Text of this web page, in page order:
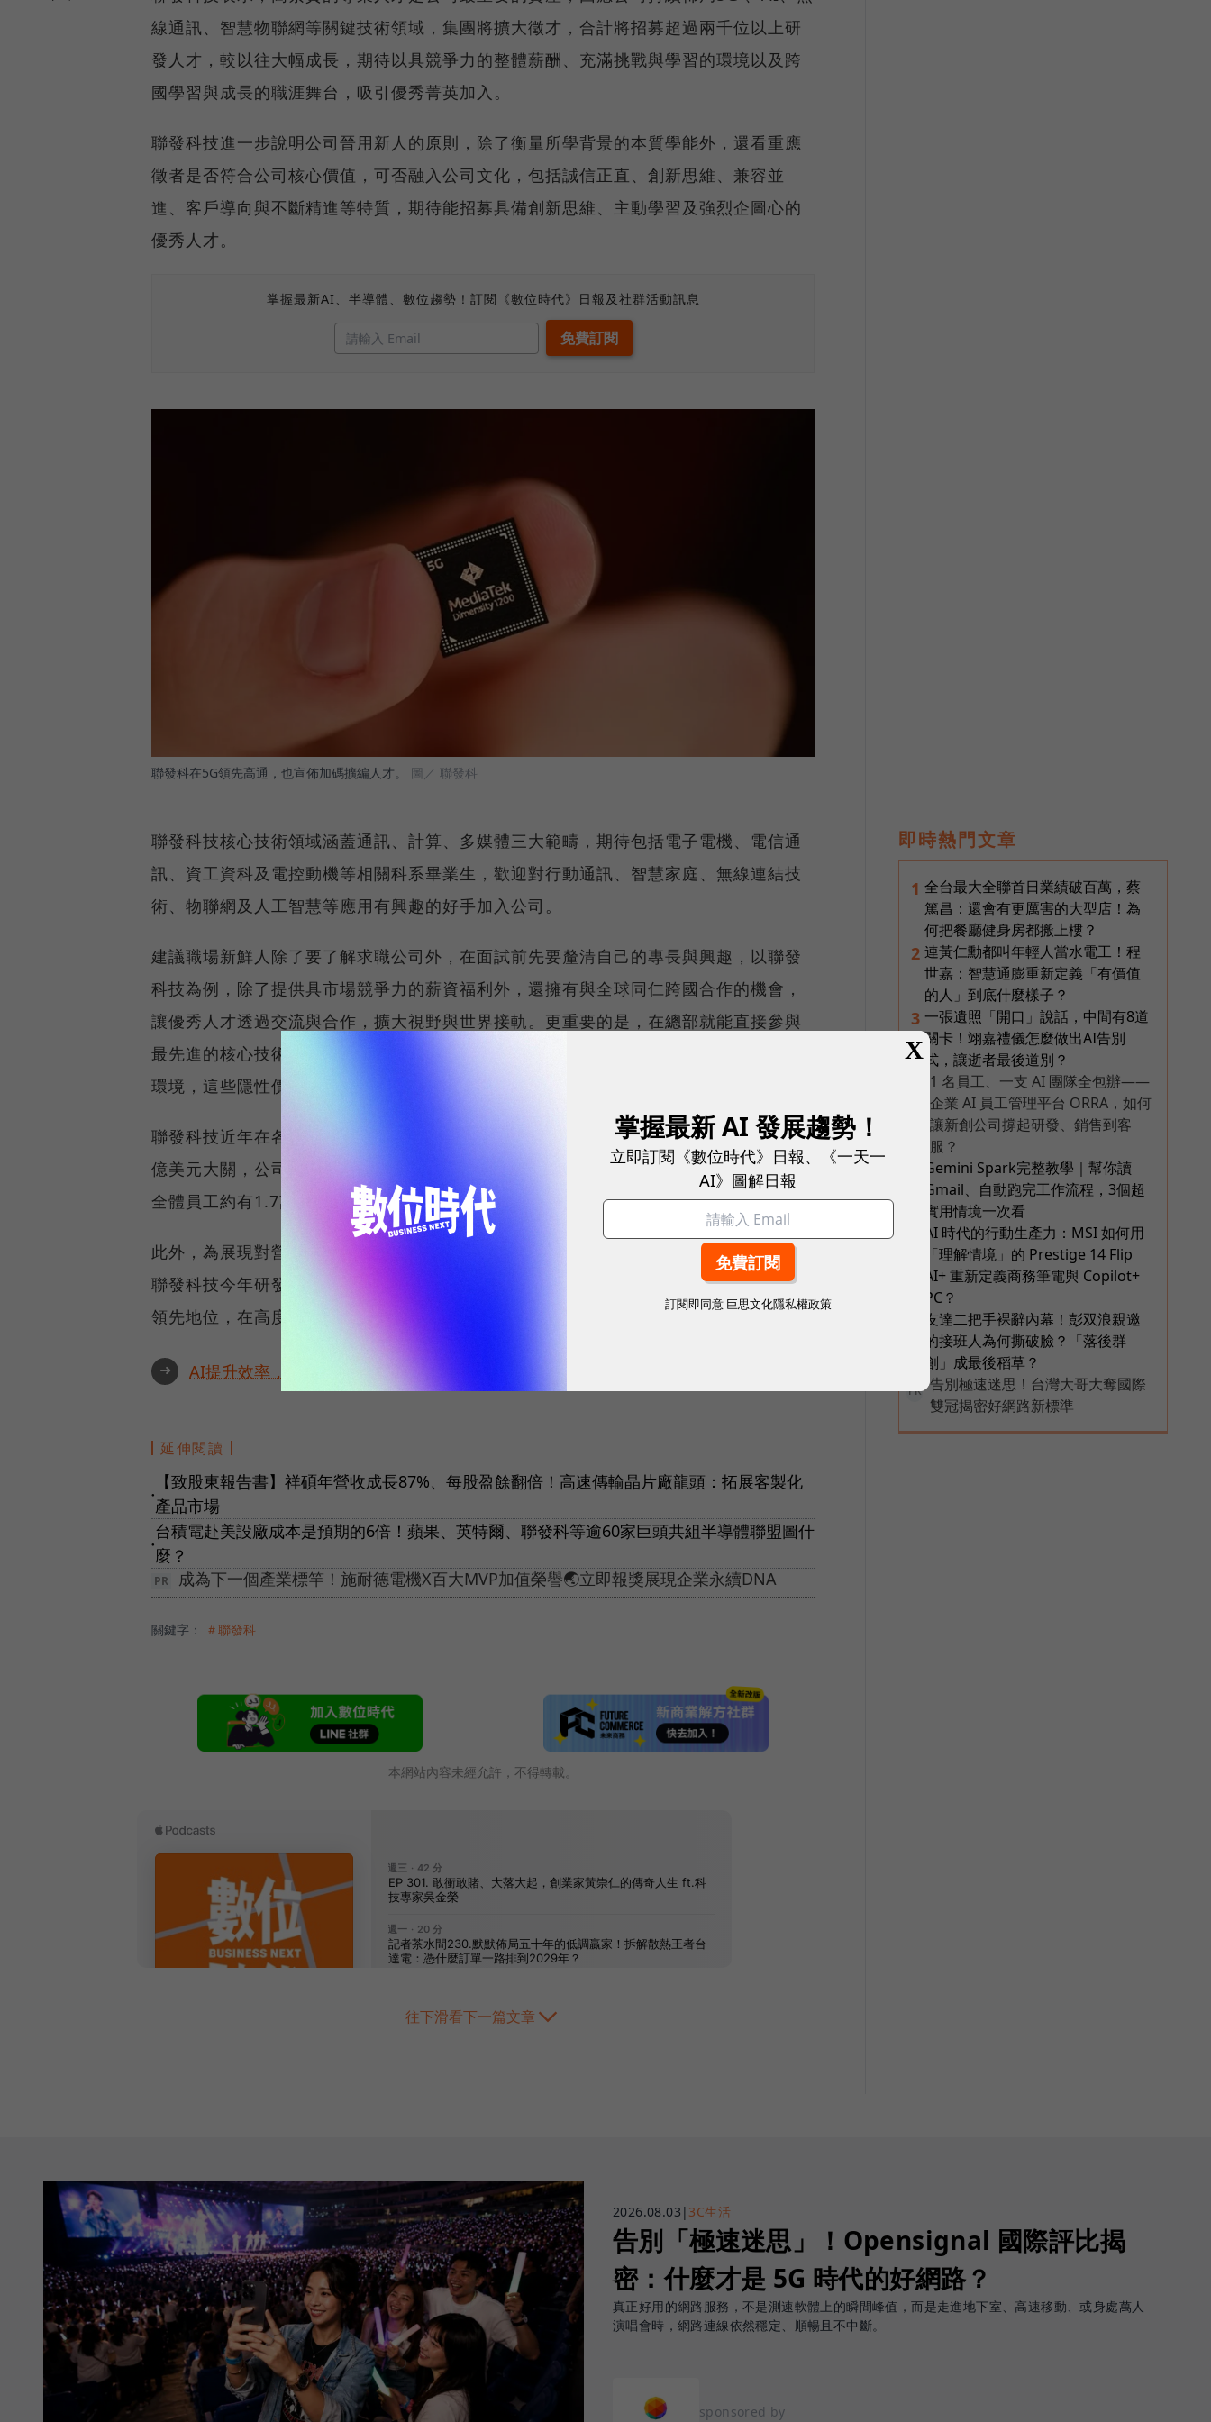
線通訊、智慧物聯網等關鍵技術領域，集團將擴大徵才，合計將招募超過兩千位以上研
發人才，較以往大幅成長，期待以具競爭力的整體薪酬、充滿挑戰與學習的環境以及跨
國學習與成長的職涯舞台，吸引優秀菁英加入。
聯發科技進一步說明公司晉用新人的原則，除了衡量所學背景的本質學能外，還看重應
徵者是否符合公司核心價值，可否融入公司文化，包括誠信正直、創新思維、兼容並
進、客戶導向與不斷精進等特質，期待能招募具備創新思維、主動學習及強烈企圖心的
優秀人才。
掌握最新AI、半導體、數位趨勢！訂閱《數位時代》日報及社群活動訊息
聯發科在5G領先高通，也宣佈加碼擴編人才。 圖／ 聯發科
聯發科技核心技術領域涵蓋通訊、計算、多媒體三大範疇，期待包括電子電機、電信通
訊、資工資科及電控動機等相關科系畢業生，歡迎對行動通訊、智慧家庭、無線連結技
術、物聯網及人工智慧等應用有興趣的好手加入公司。
建議職場新鮮人除了要了解求職公司外，在面試前先要釐清自己的專長與興趣，以聯發
科技為例，除了提供具市場競爭力的薪資福利外，還擁有與全球同仁跨國合作的機會，
讓優秀人才透過交流與合作，擴大視野與世界接軌。更重要的是，在總部就能直接參與
最先進的核心技術研發，擴大技術學習的深度與廣度，提供開放多元且鼓勵創新的工作
環境，這些隱性價值的累積，更是年輕人加入職場時需要考量的條件。
聯發科技近年在各類產品線皆展現高度競爭力，去年度集團表現亮眼，合併營收突破100
億美元大關，公司大手筆發給員工每人10萬元激勵獎金，全球位於亞洲、歐洲、美洲的
全體員工約有1.7萬人獲得獎勵，總獎金逾新台幣17億元。
此外，為展現對營運前景的信心，公司未來4年每年加發16元股息，說明看好未來發展。
聯發科技今年研發費用預計投入超過新台幣1000億元，公司將持續強化所在產業的全球
領先地位，在高度競爭的國際舞台上發光發熱。
➜ AI提升效率，永續決定未來！全球永續指標企業認證☀️100 MVP等你角逐雙獎榮譽
延伸閱讀
●
【致股東報告書】祥碩年營收成長87%、每股盈餘翻倍！高速傳輸晶片廠龍頭：拓展客製化
產品市場
●
台積電赴美設廠成本是預期的6倍！蘋果、英特爾、聯發科等逾60家巨頭共組半導體聯盟圖什
麼？
成為下一個產業標竿！施耐德電機X百大MVP加值榮譽🌏立即報獎展現企業永續DNA
關鍵字： ＃聯發科
本網站內容未經允許，不得轉載。
往下滑看下一篇文章
即時熱門文章
1 全台最大全聯首日業績破百萬，蔡
篤昌：還會有更厲害的大型店！為
何把餐廳健身房都搬上樓？
2 連黃仁勳都叫年輕人當水電工！程
世嘉：智慧通膨重新定義「有價值
的人」到底什麼樣子？
3 一張遺照「開口」說話，中間有8道
關卡！翊嘉禮儀怎麼做出AI告別
式，讓逝者最後道別？
1 名員工、一支 AI 團隊全包辦——
企業 AI 員工管理平台 ORRA，如何
讓新創公司撐起研發、銷售到客
服？
Gemini Spark完整教學｜幫你讀
Gmail、自動跑完工作流程，3個超
實用情境一次看
AI 時代的行動生產力：MSI 如何用
「理解情境」的 Prestige 14 Flip
AI+ 重新定義商務筆電與 Copilot+
PC？
友達二把手裸辭內幕！彭双浪親邀
的接班人為何撕破臉？「落後群
創」成最後稻草？
PR
告別極速迷思！台灣大哥大奪國際
雙冠揭密好網路新標準
2026.08.03 | 3C生活
告別「極速迷思」！Opensignal 國際評比揭
密：什麼才是 5G 時代的好網路？
真正好用的網路服務，不是測速軟體上的瞬間峰值，而是走進地下室、高速移動、或身處萬人
演唱會時，網路連線依然穩定、順暢且不中斷。
sponsored by
X
掌握最新 AI 發展趨勢！
立即訂閱《數位時代》日報、《一天一
AI》圖解日報
訂閱即同意 巨思文化隱私權政策